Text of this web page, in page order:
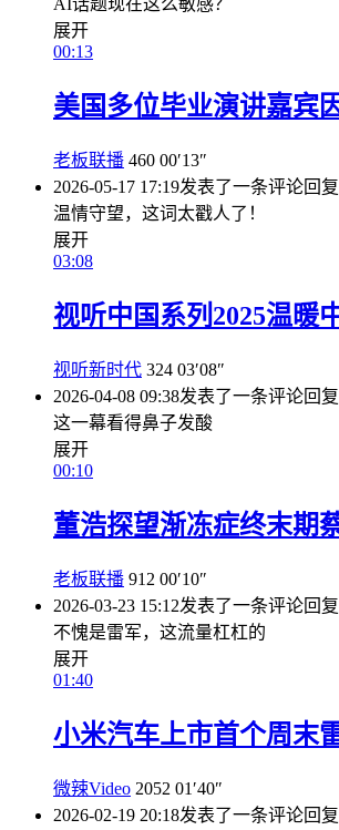
AI话题现在这么敏感？
展开
00:13
美国多位毕业演讲嘉宾
老板联播 460 00′13″
2026-05-17 17:19发表了一条评论回复
温情守望，这词太戳人了！
展开
03:08
视听中国系列2025温暖
视听新时代 324 03′08″
2026-04-08 09:38发表了一条评论回复
这一幕看得鼻子发酸
展开
00:10
董浩探望渐冻症终末期
老板联播 912 00′10″
2026-03-23 15:12发表了一条评论回复
不愧是雷军，这流量杠杠的
展开
01:40
小米汽车上市首个周末
微辣Video 2052 01′40″
2026-02-19 20:18发表了一条评论回复